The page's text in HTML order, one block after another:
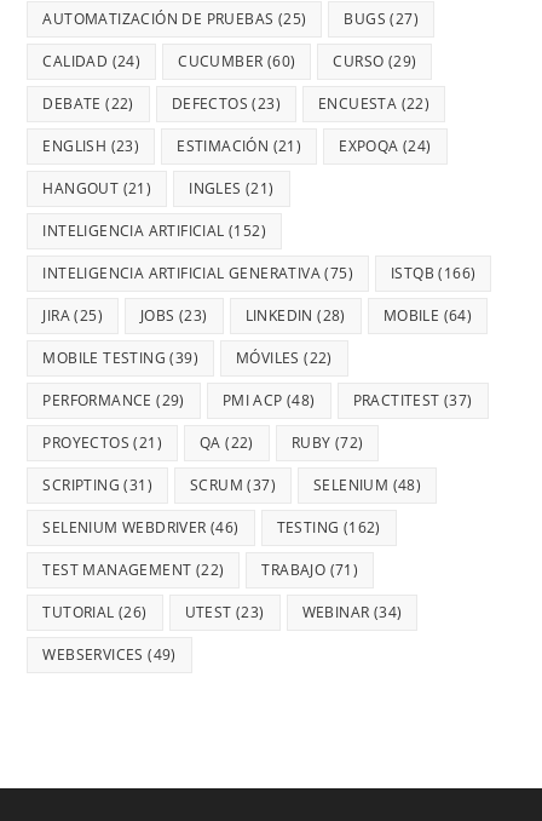
AUTOMATIZACIÓN DE PRUEBAS (25) BUGS (27)
CALIDAD (24) CUCUMBER (60) CURSO (29)
DEBATE (22) DEFECTOS (23) ENCUESTA (22)
ENGLISH (23) ESTIMACIÓN (21) EXPOQA (24)
HANGOUT (21) INGLES (21)
INTELIGENCIA ARTIFICIAL (152)
INTELIGENCIA ARTIFICIAL GENERATIVA(75) ISTQB (166)
JIRA(25) JOBS (23) LINKEDIN (28) MOBILE (64)
MOBILE TESTING (39) MÓVILES (22)
PERFORMANCE (29) PMI ACP (48) PRACTITEST (37)
PROYECTOS (21) QA (22) RUBY (72)
SCRIPTING (31) SCRUM (37) SELENIUM (48)
SELENIUM WEBDRIVER (46) TESTING (162)
TEST MANAGEMENT (22) TRABAJO (71)
TUTORIAL (26) UTEST (23) WEBINAR (34)
WEBSERVICES (49)